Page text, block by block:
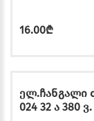
16.00₾
ელ.ჩანგალი
024 32 ა 380